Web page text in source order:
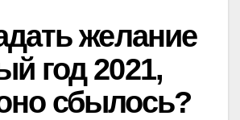
желание
год 2021,
сбылось?